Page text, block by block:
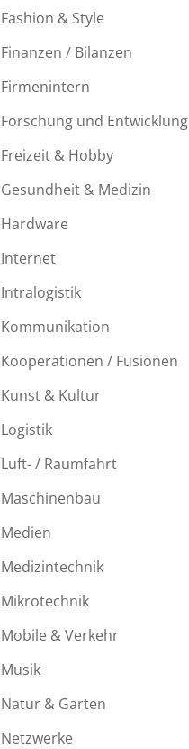
Fashion & Style
Finanzen / Bilanzen
Firmenintern
Forschung und Entwicklung
Freizeit & Hobby
Gesundheit & Medizin
Hardware
Internet
Intralogistik
Kommunikation
Kooperationen / Fusionen
Kunst & Kultur
Logistik
Luft- / Raumfahrt
Maschinenbau
Medien
Medizintechnik
Mikrotechnik
Mobile & Verkehr
Musik
Natur & Garten
Netzwerke